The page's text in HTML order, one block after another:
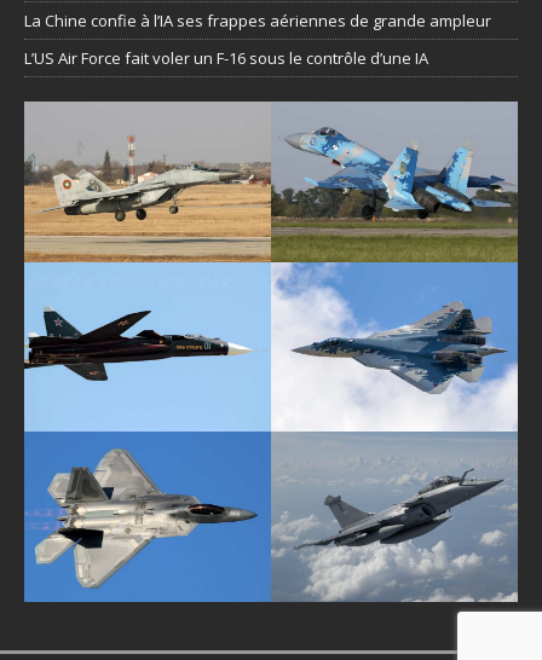
La Chine confie à l’IA ses frappes aériennes de grande ampleur
L’US Air Force fait voler un F-16 sous le contrôle d’une IA